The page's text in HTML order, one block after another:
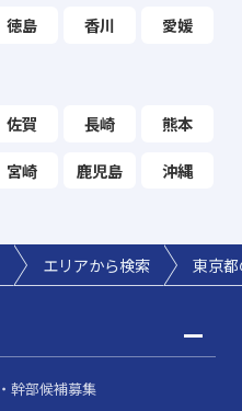
徳島 香川 愛媛
佐賀 長崎 熊本
宮崎 鹿児島 沖縄
エリアから検索 東京
幹部候補募集